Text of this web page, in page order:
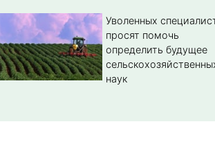
Уволенных
просят помочь
определить будущее
наук